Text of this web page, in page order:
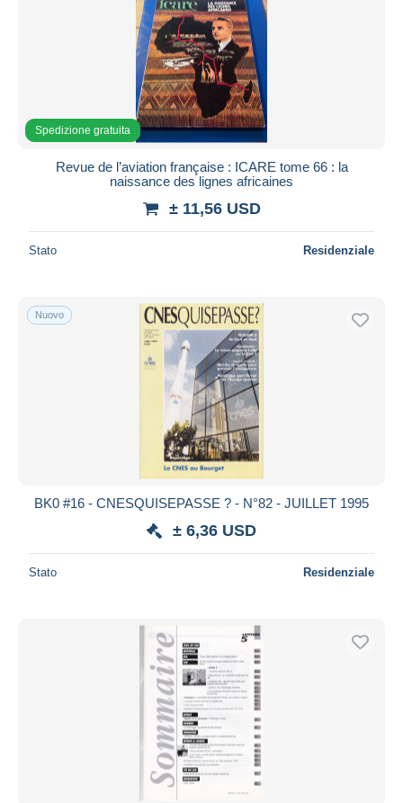
Aste senza offerte
Casa d'aste
Tutte le durate
Chiude fra
Prezzo
Spedizione gratuita
Metodi di pagamento
Bonifico bancario
Mastercard
Bancontact
Residenza del venditore
Aggiorna
Spedizione gratuita
Revue de l’aviation française : ICARE tome 66 : la
naissance des lignes africaines
± 11,56 USD
Stato Residenziale
Nuovo
BK0 #16 - CNESQUISEPASSE ? - N°82 - JUILLET 1995
± 6,36 USD
Stato Residenziale